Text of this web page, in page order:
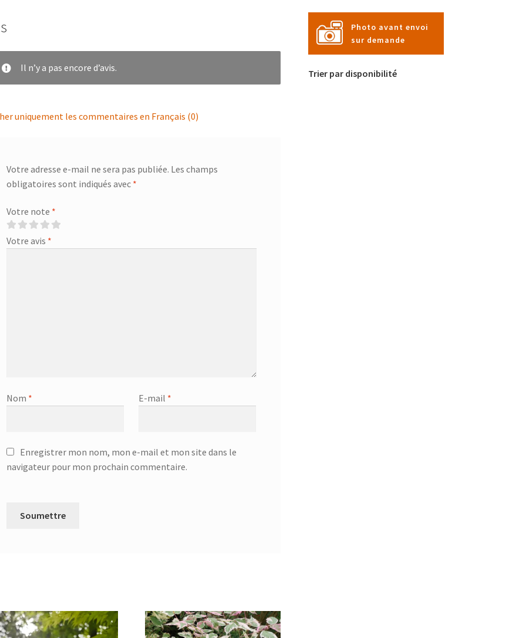
Il n’y a pas encore d’avis.
uniquement les commentaires en Français (0)
Votre adresse e-mail ne sera pas publiée. Les champs
obligatoires sont indiqués avec *
Votre note *
Votre avis *
Nom * E-mail *
Enregistrer mon nom, mon e-mail et mon site dans le
navigateur pour mon prochain commentaire.
Photo avant envoi
sur demande
Trier par disponibilité